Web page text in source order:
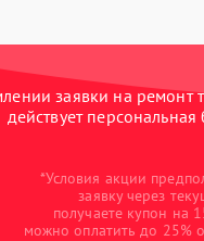
заявки на ремонт
действует
*Условия акции
заявку через
получаете купон на
можно оплатить до 25%